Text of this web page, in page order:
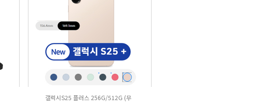
갤럭시S25 플러스 256G/512G (무